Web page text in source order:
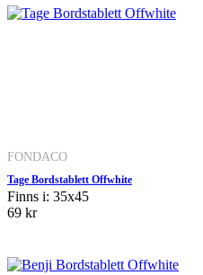
FONDACO
Tage Bordstablett Offwhite
Finns i: 35x45
69 kr